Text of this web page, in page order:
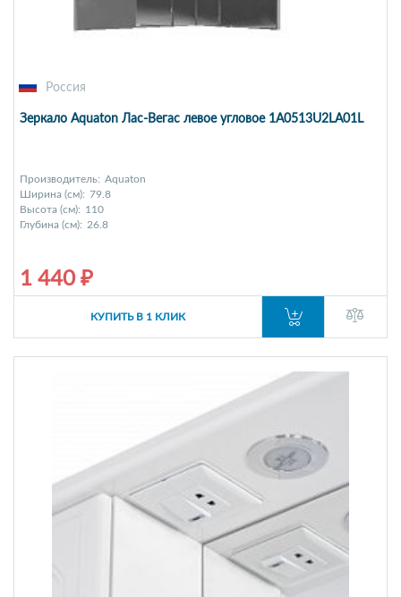
Россия
Зеркало Aquaton Лас-Вегас левое угловое 1A0513U2LA01L
Производитель: Aquaton
Ширина (см): 79.8
Высота (см): 110
Глубина (см): 26.8
1 440 ₽
КУПИТЬ В 1 КЛИК